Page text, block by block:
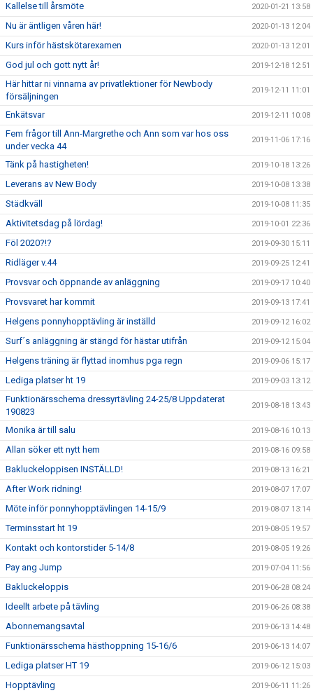
Kallelse till årsmöte 2020-01-21 13:58
Nu är äntligen våren här! 2020-01-13 12:04
Kurs inför hästskötarexamen 2020-01-13 12:01
God jul och gott nytt år! 2019-12-18 12:51
Här hittar ni vinnarna av privatlektioner för Newbody
försäljningen
2019-12-11 11:01
Enkätsvar 2019-12-11 10:08
Fem frågor till Ann-Margrethe och Ann som var hos oss
under vecka 44
2019-11-06 17:16
Tänk på hastigheten! 2019-10-18 13:26
Leverans av New Body 2019-10-08 13:38
Städkväll 2019-10-08 11:35
Aktivitetsdag på lördag! 2019-10-01 22:36
Föl 2020?!? 2019-09-30 15:11
Ridläger v.44 2019-09-25 12:41
Provsvar och öppnande av anläggning 2019-09-17 10:40
Provsvaret har kommit 2019-09-13 17:41
Helgens ponnyhopptävling är inställd 2019-09-12 16:02
Surf´s anläggning är stängd för hästar utifrån 2019-09-12 15:04
Helgens träning är flyttad inomhus pga regn 2019-09-06 15:17
Lediga platser ht 19 2019-09-03 13:12
Funktionärsschema dressyrtävling 24-25/8 Uppdaterat
190823
2019-08-18 13:43
Monika är till salu 2019-08-16 10:13
Allan söker ett nytt hem 2019-08-16 09:58
Bakluckeloppisen INSTÄLLD! 2019-08-13 16:21
After Work ridning! 2019-08-07 17:07
Möte inför ponnyhopptävlingen 14-15/9 2019-08-07 13:14
Terminsstart ht 19 2019-08-05 19:57
Kontakt och kontorstider 5-14/8 2019-08-05 19:26
Pay ang Jump 2019-07-04 11:56
Bakluckeloppis 2019-06-28 08:24
Ideellt arbete på tävling 2019-06-26 08:38
Abonnemangsavtal 2019-06-13 14:48
Funktionärsschema hästhoppning 15-16/6 2019-06-13 14:07
Lediga platser HT 19 2019-06-12 15:03
Hopptävling 2019-06-11 11:26